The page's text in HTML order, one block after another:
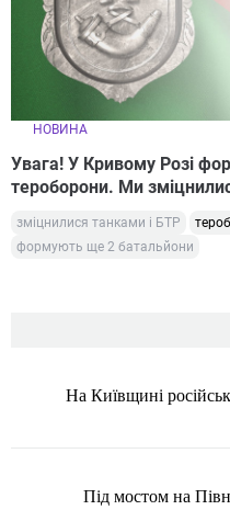
НОВИНА
Увага! У Кривому Розі
тероборони. Ми
зміцнилися танками і БТР
формують ще 2 батальйони
На Київщині
Під мостом на